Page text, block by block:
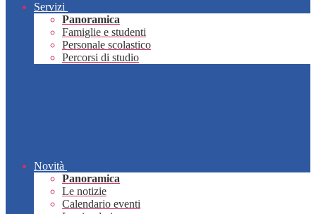
Servizi
Panoramica
Famiglie e studenti
Personale scolastico
Percorsi di studio
Novità
Panoramica
Le notizie
Calendario eventi